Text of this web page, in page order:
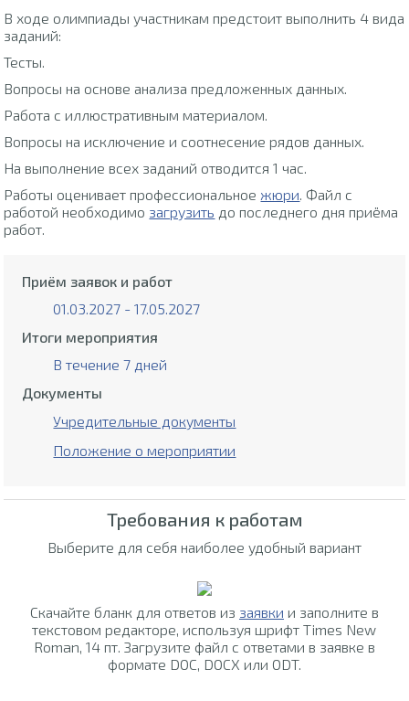
В ходе олимпиады участникам предстоит выполнить 4 вида
заданий:
Тесты.
Вопросы на основе анализа предложенных данных.
Работа с иллюстративным материалом.
Вопросы на исключение и соотнесение рядов данных.
На выполнение всех заданий отводится 1 час.
Работы оценивает профессиональное жюри. Файл с
работой необходимо загрузить до последнего дня приёма
работ.
Приём заявок и работ
01.03.2027 - 17.05.2027
Итоги мероприятия
В течение 7 дней
Документы
Учредительные документы
Положение о мероприятии
Требования к работам
Выберите для себя наиболее удобный вариант
Скачайте бланк для ответов из заявки и заполните в
текстовом редакторе, используя шрифт Times New
Roman, 14 пт. Загрузите файл с ответами в заявке в
формате DOC, DOCX или ODT.